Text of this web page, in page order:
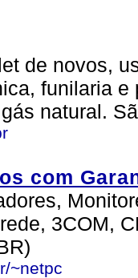
de novos,
funilaria
natural.
com
3COM,
~netpc